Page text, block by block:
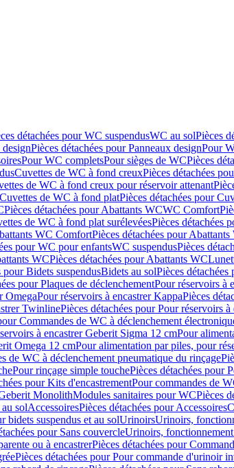
détachées pour WC suspendusWC au solPièces
designPièces détachées pour Panneaux designPour
Pour WC completsPour sièges de WCPièces
Cuvettes de WC à fond creuxPièces détachées
de WC à fond creux pour réservoir attenant
Cuvettes de WC à fond platPièces détachées pour
Pièces détachées pour Abattants WCWC Comfort
de WC à fond plat surélevéesPièces détachées
WC ComfortPièces détachées pour
pour WC pour enfantsWC suspendusPièces
WCPièces détachées pour Abattants WC
pour Bidets suspendusBidets au solPièces
pour Plaques de déclenchementPour réservoirs à
OmegaPour réservoirs à encastrer KappaPièces
TwinlinePièces détachées pour Pour réservoirs à
Commandes de WC à déclenchement
à encastrer Geberit Sigma 12 cmPour
Omega 12 cmPour alimentation par piles, pour
de WC à déclenchement pneumatique du rinçage
Pour rinçage simple touchePièces détachées pour
pour Kits d'encastrementPour commandes de
MonolithModules sanitaires pour WCPièces
solAccessoiresPièces détachées pour Accessoires
bidets suspendus et au solUrinoirsUrinoirs,
pour Sans couvercleUrinoirs,
ou à encastrerPièces détachées pour
Pièces détachées pour Pour commande d'urinoir